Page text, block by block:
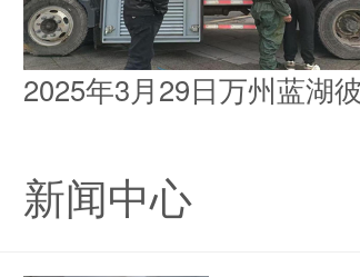
2025年3月29日万州蓝湖
新闻中心